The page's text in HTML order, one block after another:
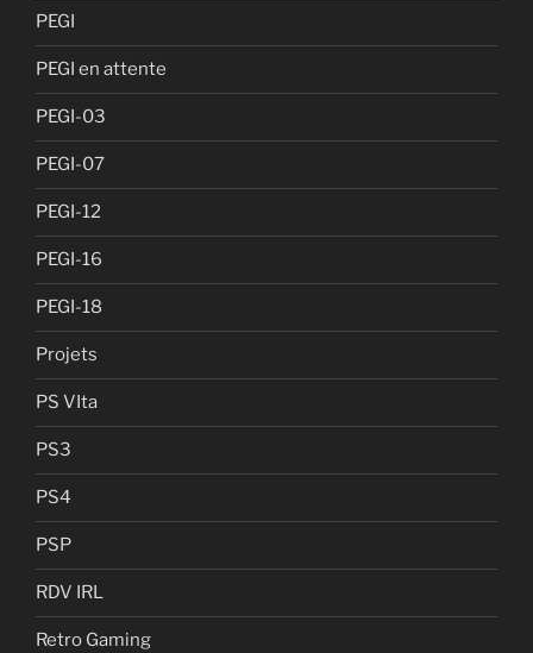
PEGI
PEGI en attente
PEGI-03
PEGI-07
PEGI-12
PEGI-16
PEGI-18
Projets
PS VIta
PS3
PS4
PSP
RDV IRL
Retro Gaming